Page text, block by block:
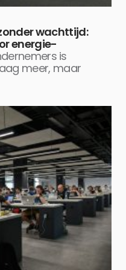
wachttijd:
energie-
is
meer, maar